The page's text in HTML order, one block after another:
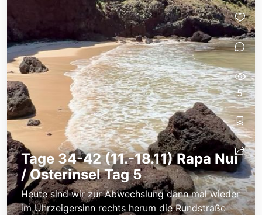
Tage 34-42 (11.-18.11) Rapa Nui
/ Osterinsel Tag 5
Heute sind wir zur Abwechslung dann mal wieder
im Uhrzeigersinn rechts herum die Rundstraße
5